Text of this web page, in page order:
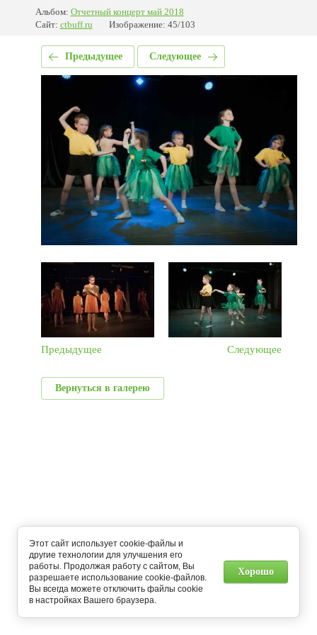
Альбом: Отчетный концерт май 2018
Сайт: ctbuff.ru Изображение: 45/103
Предыдущее Следующее
Предыдущее Следующее
Вернуться в галерею
Этот сайт использует cookie-файлы и
другие технологии для улучшения его
работы. Продолжая работу с сайтом, Вы
разрешаете использование cookie-файлов.
Вы всегда можете отключить файлы cookie
в настройках Вашего браузера.
Хорошо